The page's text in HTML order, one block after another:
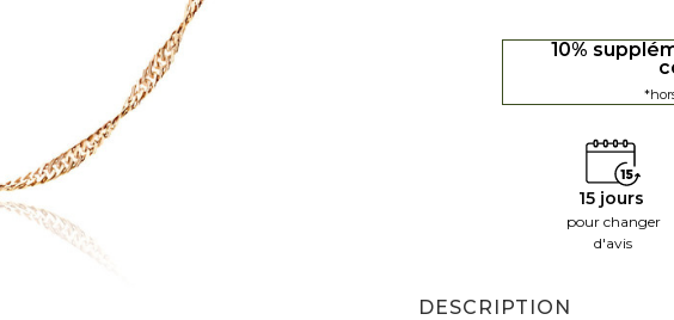
10%
15 jours
pour changer
d'avis
DESCRIPTION